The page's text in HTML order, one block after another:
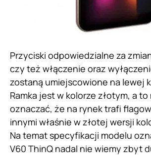
Przyciski odpowiedzialne za
czy też włączenie oraz
zostaną umiejscowione na lewej
Ramka jest w kolorze złotym, a to
oznaczać, że na rynek trafi
innymi właśnie w złotej wersji
Na temat specyfikacji modelu
V60 ThinQ nadal nie wiemy zbyt